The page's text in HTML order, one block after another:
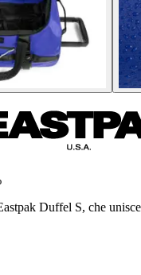
Duffel S, che